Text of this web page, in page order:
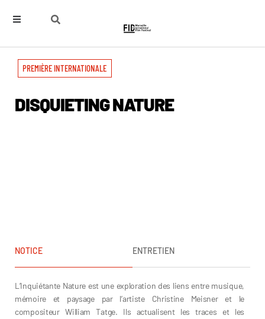
PREMIÈRE INTERNATIONALE
DISQUIETING NATURE
NOTICE ENTRETIEN
L’Inquiétante Nature est une exploration des liens entre musique,
mémoire et paysage par l’artiste Christine Meisner et le
compositeur William Tatge. Ils actualisent les traces et les